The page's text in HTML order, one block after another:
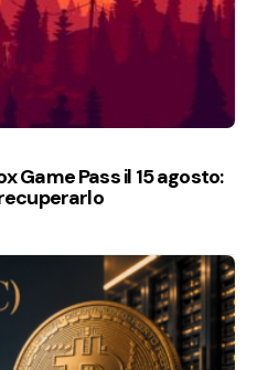
Game Pass il 15 agosto: